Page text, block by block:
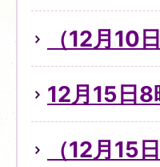
（12月10
12月15日
（12月15